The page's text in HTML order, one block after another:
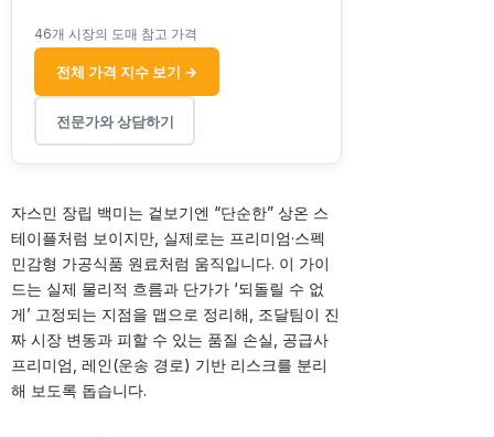
46개 시장의 도매 참고 가격
전체 가격 지수 보기 →
전문가와 상담하기
자스민 장립 백미는 겉보기엔 “단순한” 상온 스
테이플처럼 보이지만, 실제로는 프리미엄·스펙
민감형 가공식품 원료처럼 움직입니다. 이 가이
드는 실제 물리적 흐름과 단가가 ‘되돌릴 수 없
게’ 고정되는 지점을 맵으로 정리해, 조달팀이 진
짜 시장 변동과 피할 수 있는 품질 손실, 공급사
프리미엄, 레인(운송 경로) 기반 리스크를 분리
해 보도록 돕습니다.